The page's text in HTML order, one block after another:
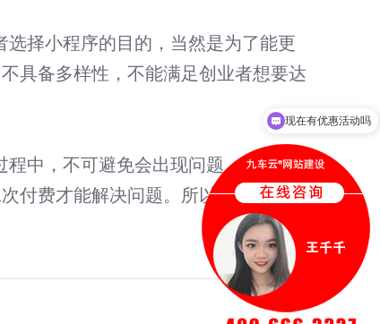
择小程序的目的，当然是为了能更
具备多样性，不能满足创业者想要达
中，不可避免会出现问题，如果不
付费才能解决问题。所以，在选择小
可以介绍下你们的产品么